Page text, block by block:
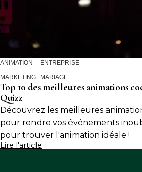
ANIMATION
ENTREPRISE
MARKETING
MARIAGE
Top 10 des meilleures animations
Quizz
Découvrez les meilleures
pour rendre vos événements
pour trouver l'animation idéale !
Lire l'article